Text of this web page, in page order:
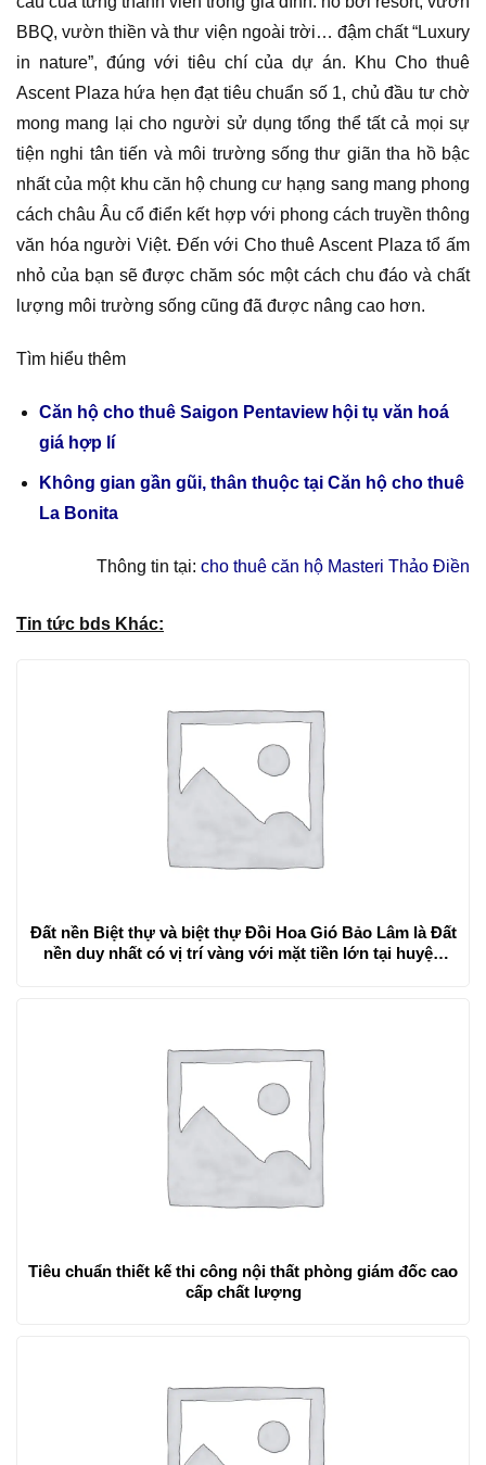
BBQ, vườn thiền và thư viện ngoài trời… đậm chất “Luxury
in nature”, đúng với tiêu chí của dự án. Khu Cho thuê
Ascent Plaza hứa hẹn đạt tiêu chuẩn số 1, chủ đầu tư chờ
mong mang lại cho người sử dụng tổng thể tất cả mọi sự
tiện nghi tân tiến và môi trường sống thư giãn tha hồ bậc
nhất của một khu căn hộ chung cư hạng sang mang phong
cách châu Âu cổ điển kết hợp với phong cách truyền thông
văn hóa người Việt. Đến với Cho thuê Ascent Plaza tổ ấm
nhỏ của bạn sẽ được chăm sóc một cách chu đáo và chất
lượng môi trường sống cũng đã được nâng cao hơn.
Tìm hiểu thêm
Căn hộ cho thuê Saigon Pentaview hội tụ văn hoá
giá hợp lí
Không gian gần gũi, thân thuộc tại Căn hộ cho thuê
La Bonita
Thông tin tại: cho thuê căn hộ Masteri Thảo Điền
Tin tức bds Khác:
Đất nền Biệt thự và biệt thự Đồi Hoa Gió Bảo Lâm là Đất
nền duy nhất có vị trí vàng với mặt tiền lớn tại huyện
Tiêu chuẩn thiết kế thi công nội thất phòng giám đốc cao
cấp chất lượng